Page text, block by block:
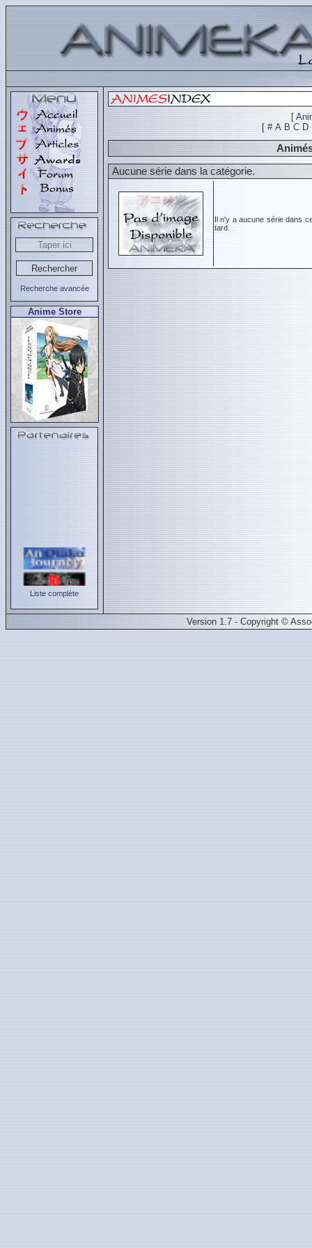
Recherche avancée
Anime Store
Liste complète
[
[ # A B C D
Aucune série dans la catégorie.
Il n'y a aucune série dans
tard.
Version 1.7 - Copyright ©